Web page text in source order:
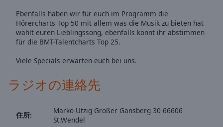
subtitles
settings,
opens
subtitles
dialog
off,
Audio
Ebenfalls haben wir für euch im Programm die
Hörercharts Top 50 mit allem was die Musik zu bieten hat
wählt euren Lieblingssong, ebenfalls könnt ihr abstimmen
für die BMT-Talentcharts Top 25.
Viele Specials erwarten euch bei uns.
ラジオの連絡先
住所:
Marko Utzig Großer Gänsberg 30 66606
St.Wendel